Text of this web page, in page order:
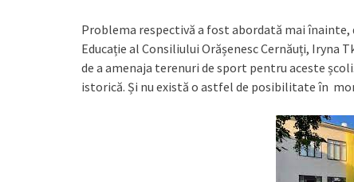
Problema respectivă a fost abordată mai
Educație al Consiliului Orășenesc Cernăuți,
de a amenaja terenuri de sport pentru aceste
istorică. Și nu există o astfel de posibilitate în